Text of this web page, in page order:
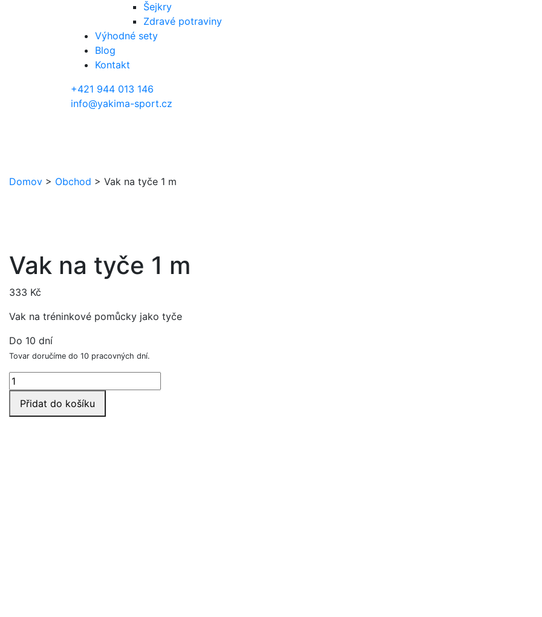
Šejkry
Zdravé potraviny
Výhodné sety
Blog
Kontakt
+421 944 013 146
info@yakima-sport.cz
Domov > Obchod > Vak na tyče 1 m
Vak na tyče 1 m
333 Kč
Vak na tréninkové pomůcky jako tyče
Do 10 dní
Tovar doručíme do 10 pracovných dní.
Vak
na
tyčePřidat do košíku